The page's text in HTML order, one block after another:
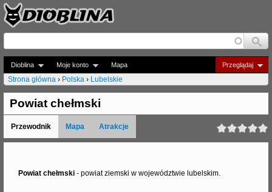
Jump to navigation
Dioblina Moje konto Przeglądaj
Mapa
J
e
s
Strona główna › Polska › Lubelskie
Powiat chełmski
Przewodnik Mapa Atrakcje
Powiat chełmski - powiat ziemski w województwie lubelskim.